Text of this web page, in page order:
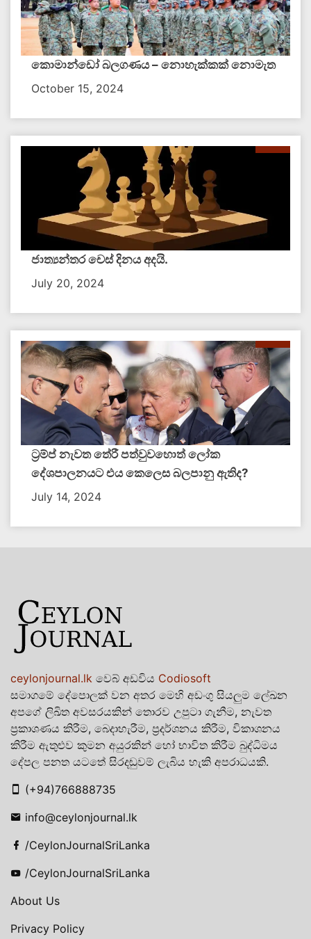
කොමාන්ඩෝ බලගණය – නොහැක්කක් නොමැත​
October 15, 2024
ජාත්‍යන්තර චෙස් දිනය අදයි.
July 20, 2024
ට්‍රම්ප් නැවත තේරී පත්වුවහොත් ලෝක
දේශපාලනයට එය කෙලෙස බලපානු ඇතිද​?
July 14, 2024
ceylonjournal.lk වෙබ් අඩවිය Codiosoft
සමාගමේ දේපොලක් වන අතර මෙහි අඩංගු සියලුම ලේඛන
අපගේ ලිඛිත අවසරයකින් තොරව උපුටා ගැනීම, නැවත
ප්‍රකාශණය කිරීම, බෙදාහැරීම, ප්‍රදර්ශනය කිරීම, විකාශනය
කිරීම ඇතුළුව කුමන අයුරකින් හෝ භාවිත කිරීම බුද්ධිමය
දේපල පනත යටතේ සිරදඬුවම් ලැබිය හැකි අපරාධයකි.
(+94)766888735
info@ceylonjournal.lk
/CeylonJournalSriLanka
/CeylonJournalSriLanka
About Us
Privacy Policy